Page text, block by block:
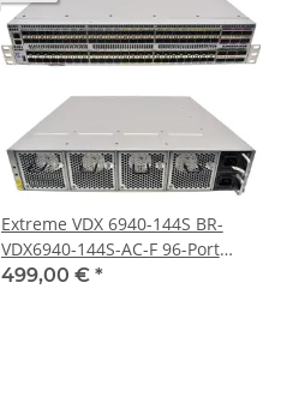
Extreme VDX 6940-144S BR-
VDX6940-144S-AC-F 96-Port
SFP+ 12x 40GbE QSFP+Switch
499,00 € *